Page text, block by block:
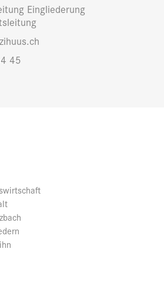
Eingliederung
45